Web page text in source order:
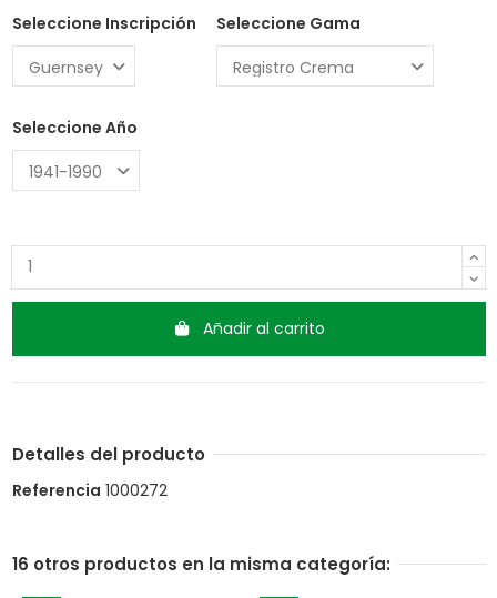
Seleccione Inscripción Seleccione Gama
Seleccione Año
Añadir al carrito
Detalles del producto
Referencia 1000272
16 otros productos en la misma categoría: